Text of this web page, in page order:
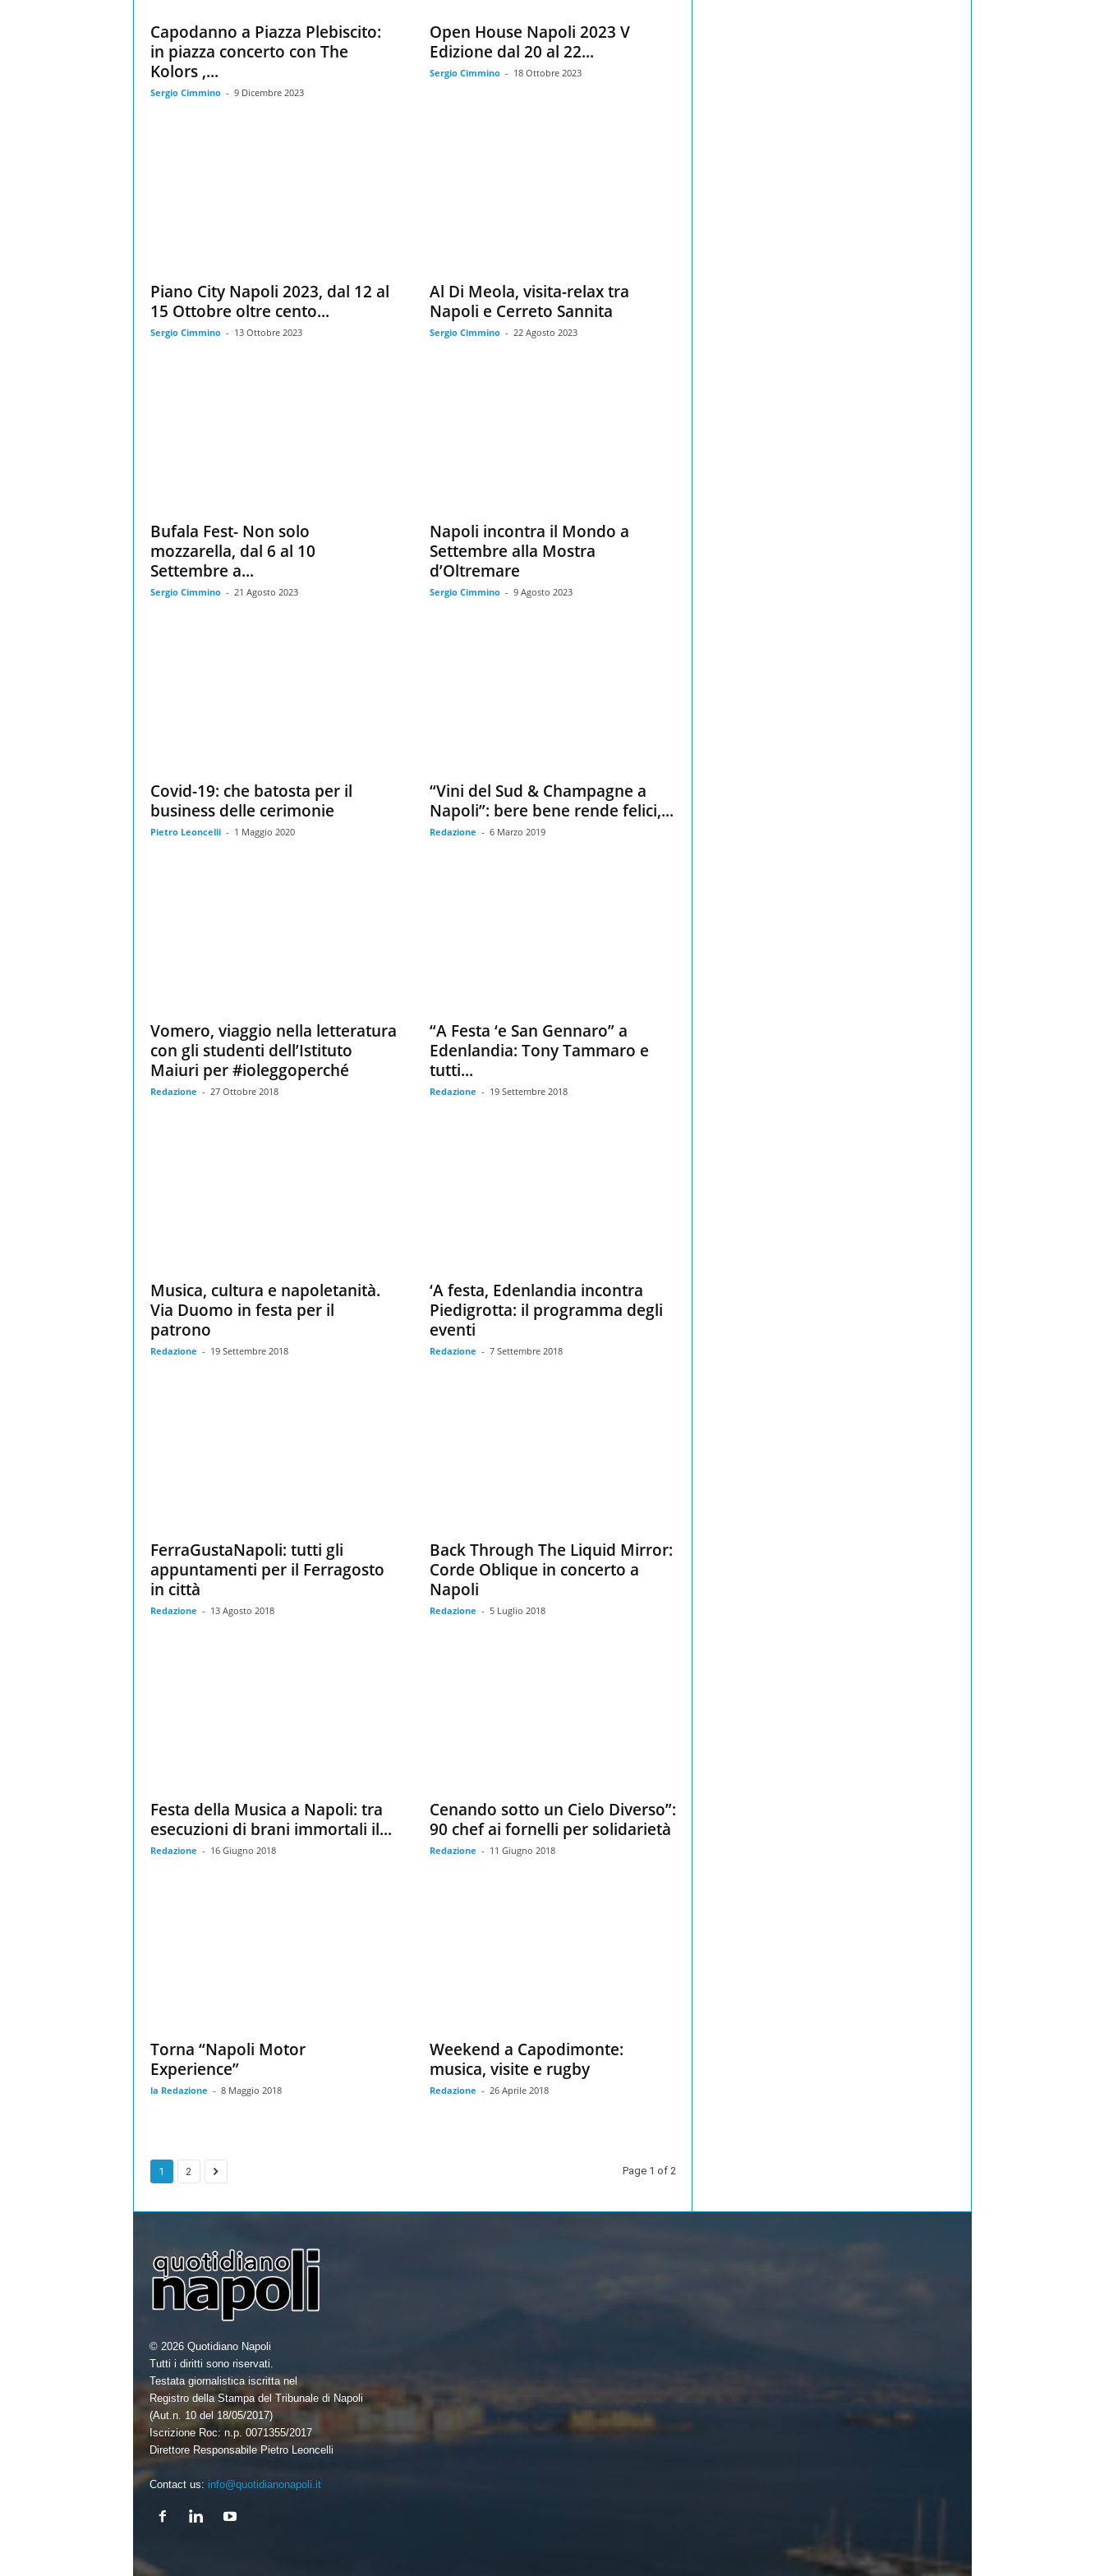
Capodanno a Piazza Plebiscito:
in piazza concerto con The
Kolors ,...
Sergio Cimmino - 9 Dicembre 2023
Open House Napoli 2023 V
Edizione dal 20 al 22...
Sergio Cimmino - 18 Ottobre 2023
Piano City Napoli 2023, dal 12 al
15 Ottobre oltre cento...
Sergio Cimmino - 13 Ottobre 2023
Al Di Meola, visita-relax tra
Napoli e Cerreto Sannita
Sergio Cimmino - 22 Agosto 2023
Bufala Fest- Non solo
mozzarella, dal 6 al 10
Settembre a...
Sergio Cimmino - 21 Agosto 2023
Napoli incontra il Mondo a
Settembre alla Mostra
d’Oltremare
Sergio Cimmino - 9 Agosto 2023
Covid-19: che batosta per il
business delle cerimonie
Pietro Leoncelli - 1 Maggio 2020
“Vini del Sud & Champagne a
Napoli”: bere bene rende felici,...
Redazione - 6 Marzo 2019
Vomero, viaggio nella letteratura
con gli studenti dell’Istituto
Maiuri per #ioleggoperché
Redazione - 27 Ottobre 2018
“A Festa ‘e San Gennaro” a
Edenlandia: Tony Tammaro e
tutti...
Redazione - 19 Settembre 2018
Musica, cultura e napoletanità.
Via Duomo in festa per il
patrono
Redazione - 19 Settembre 2018
‘A festa, Edenlandia incontra
Piedigrotta: il programma degli
eventi
Redazione - 7 Settembre 2018
FerraGustaNapoli: tutti gli
appuntamenti per il Ferragosto
in città
Redazione - 13 Agosto 2018
Back Through The Liquid Mirror:
Corde Oblique in concerto a
Napoli
Redazione - 5 Luglio 2018
Festa della Musica a Napoli: tra
esecuzioni di brani immortali il...
Redazione - 16 Giugno 2018
Cenando sotto un Cielo Diverso”:
90 chef ai fornelli per solidarietà
Redazione - 11 Giugno 2018
Torna “Napoli Motor
Experience”
la Redazione - 8 Maggio 2018
Weekend a Capodimonte:
musica, visite e rugby
Redazione - 26 Aprile 2018
1 2 Page 1 of 2
© 2026 Quotidiano Napoli
Tutti i diritti sono riservati.
Testata giornalistica iscritta nel
Registro della Stampa del Tribunale di Napoli
(Aut.n. 10 del 18/05/2017)
Iscrizione Roc: n.p. 0071355/2017
Direttore Responsabile Pietro Leoncelli
Contact us: info@quotidianonapoli.it